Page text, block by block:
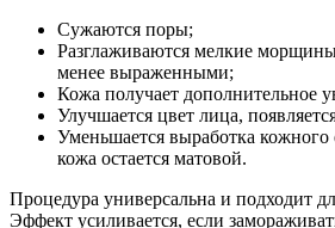
Сужаются поры;
Разглаживаются мелкие
менее выраженными;
Кожа получает дополнительное
Улучшается цвет лица,
Уменьшается выработка кожного
кожа остается матовой.
Процедура универсальна и подходит
Эффект усиливается, если